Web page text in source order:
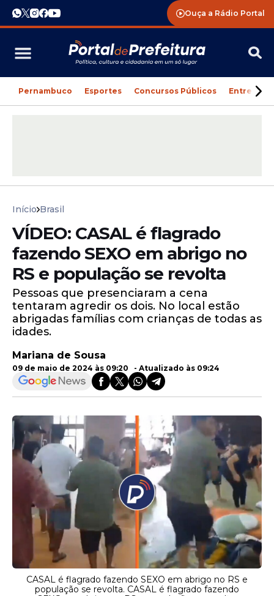
Ouça a Rádio Portal
Pernambuco Esportes Concursos Públicos
Início Brasil
VÍDEO: CASAL é flagrado
fazendo SEXO em abrigo no
RS e população se revolta
Pessoas que presenciaram a cena
tentaram agredir os dois. No local estão
abrigadas famílias com crianças de todas as
idades.
Mariana de Sousa
09 de maio de 2024 às 09:20 - Atualizado às 09:24
CASAL é flagrado fazendo SEXO em abrigo no RS e
população se revolta. CASAL é flagrado fazendo